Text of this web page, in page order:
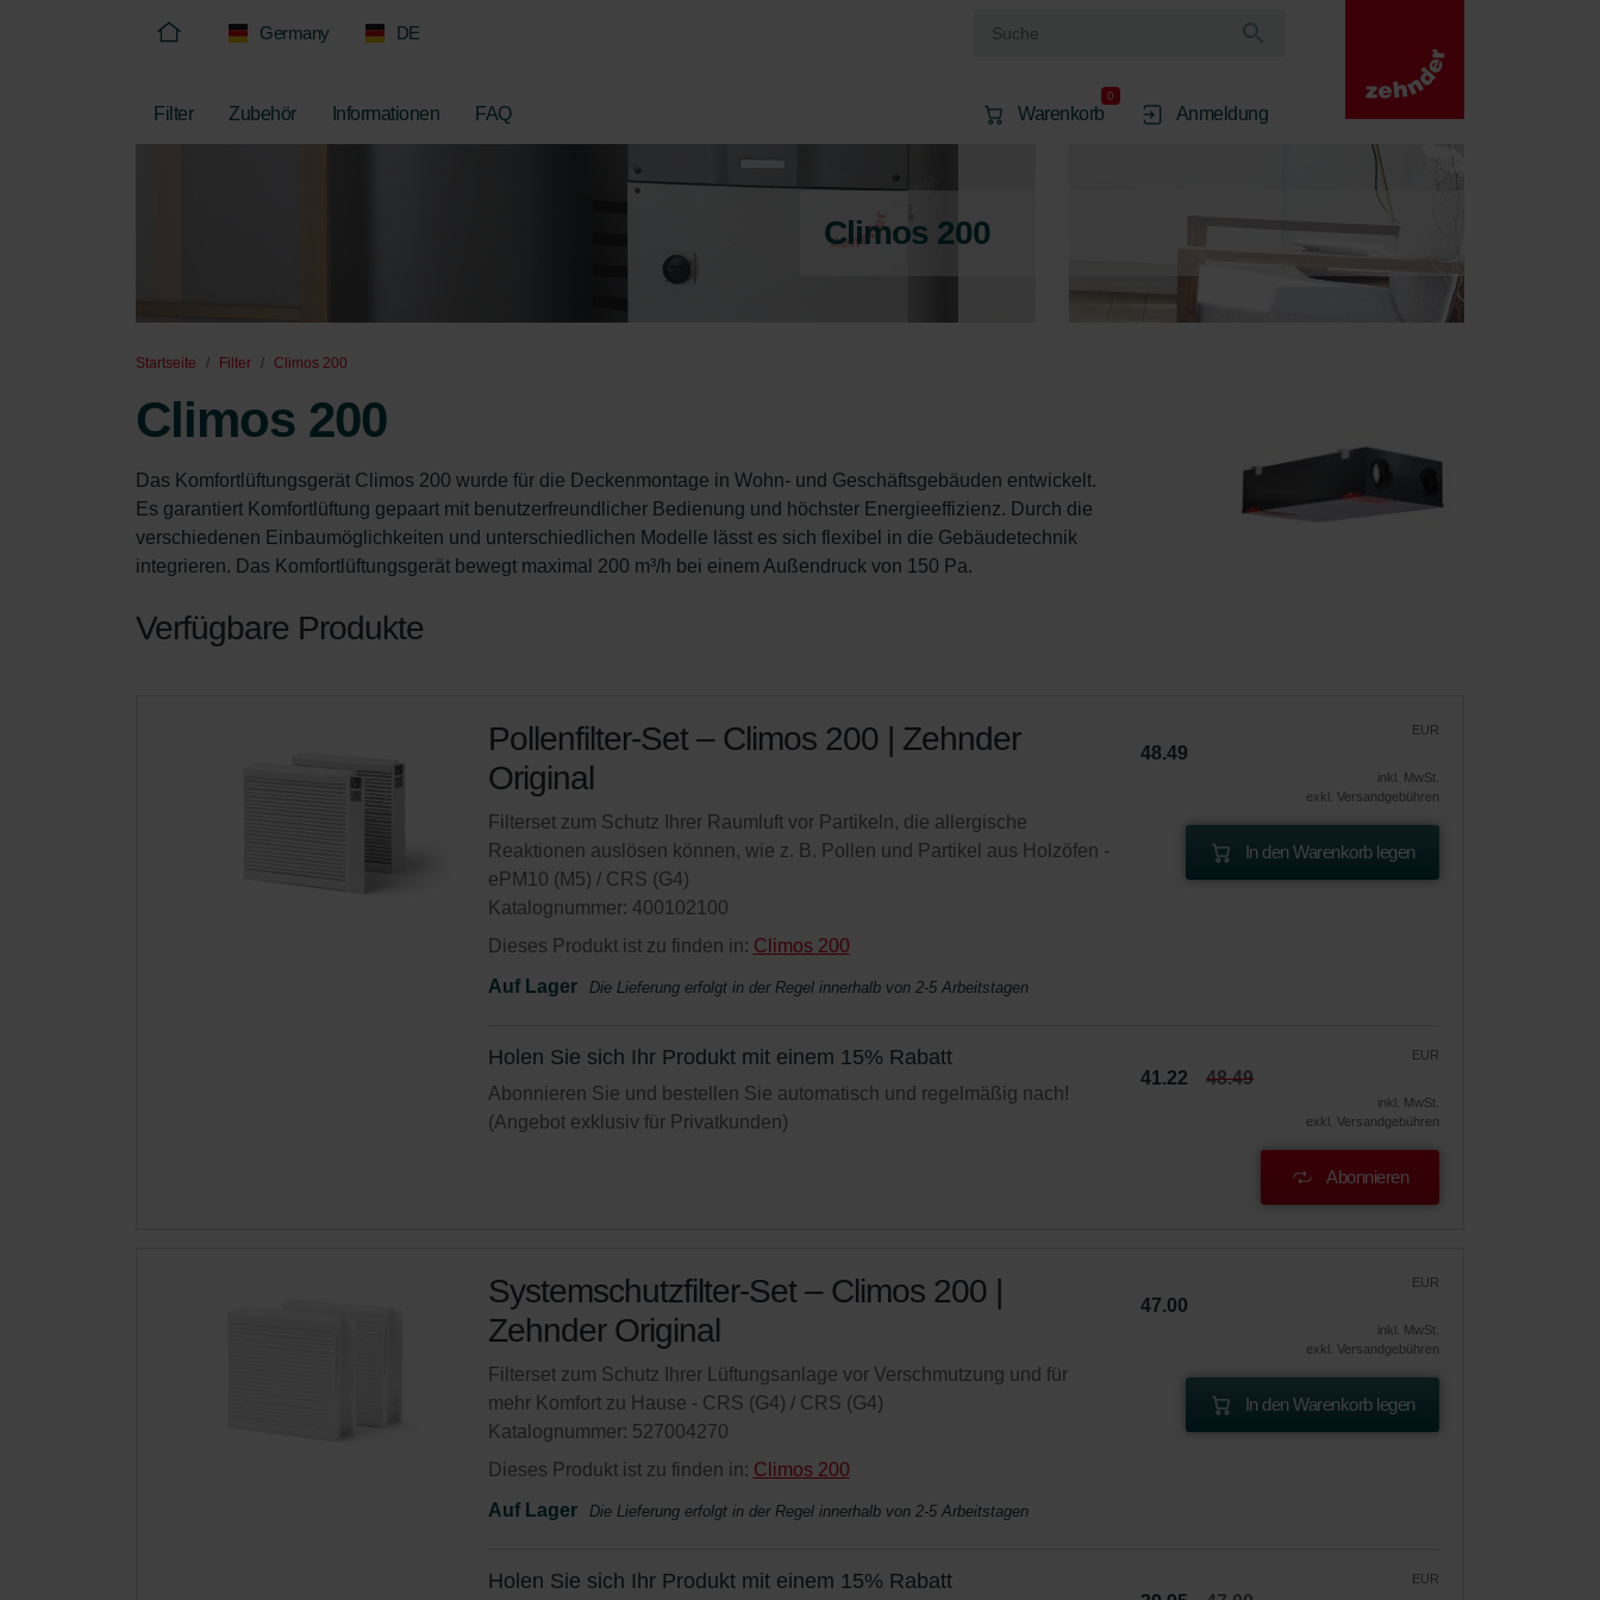
Germany DE
Filter Zubehör Informationen FAQ Warenkorb
0
Anmeldung
Climos 200
Startseite Filter Climos 200
Climos 200
Das Komfortlüftungsgerät Climos 200 wurde für die Deckenmontage in Wohn- und Geschäftsgebäuden entwickelt.
Es garantiert Komfortlüftung gepaart mit benutzerfreundlicher Bedienung und höchster Energieeffizienz. Durch die
verschiedenen Einbaumöglichkeiten und unterschiedlichen Modelle lässt es sich flexibel in die Gebäudetechnik
integrieren. Das Komfortlüftungsgerät bewegt maximal 200 m³/h bei einem Außendruck von 150 Pa.
Verfügbare Produkte
Pollenfilter-Set – Climos 200 | Zehnder
Original
Filterset zum Schutz Ihrer Raumluft vor Partikeln, die allergische
Reaktionen auslösen können, wie z. B. Pollen und Partikel aus Holzöfen -
ePM10 (M5) / CRS (G4)
Katalognummer: 400102100
Dieses Produkt ist zu finden in: Climos 200
Auf Lager
Die Lieferung erfolgt in der Regel innerhalb von 2-5 Arbeitstagen
EUR
48.49
inkl. MwSt.
exkl. Versandgebühren
In den Warenkorb legen
Holen Sie sich Ihr Produkt mit einem 15% Rabatt
Abonnieren Sie und bestellen Sie automatisch und regelmäßig nach!
(Angebot exklusiv für Privatkunden)
EUR
41.22 48.49
inkl. MwSt.
exkl. Versandgebühren
Abonnieren
Systemschutzfilter-Set – Climos 200 |
Zehnder Original
Filterset zum Schutz Ihrer Lüftungsanlage vor Verschmutzung und für
mehr Komfort zu Hause - CRS (G4) / CRS (G4)
Katalognummer: 527004270
Dieses Produkt ist zu finden in: Climos 200
Auf Lager
Die Lieferung erfolgt in der Regel innerhalb von 2-5 Arbeitstagen
EUR
47.00
inkl. MwSt.
exkl. Versandgebühren
In den Warenkorb legen
Holen Sie sich Ihr Produkt mit einem 15% Rabatt EUR